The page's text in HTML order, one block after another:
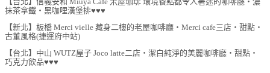
抹茶拿鐵‧黑咖哩漢堡排♥♥♥
【新北】板橋 Merci vielle 藏身二樓的老屋咖啡廳‧Merci cafe三店‧甜點‧
古董風格(捷運府中站)
【台北】中山 WUTZ屋子 Joco latte二店‧潔白純淨的美麗咖啡廳‧甜點‧
巧克力飲品♥♥♥